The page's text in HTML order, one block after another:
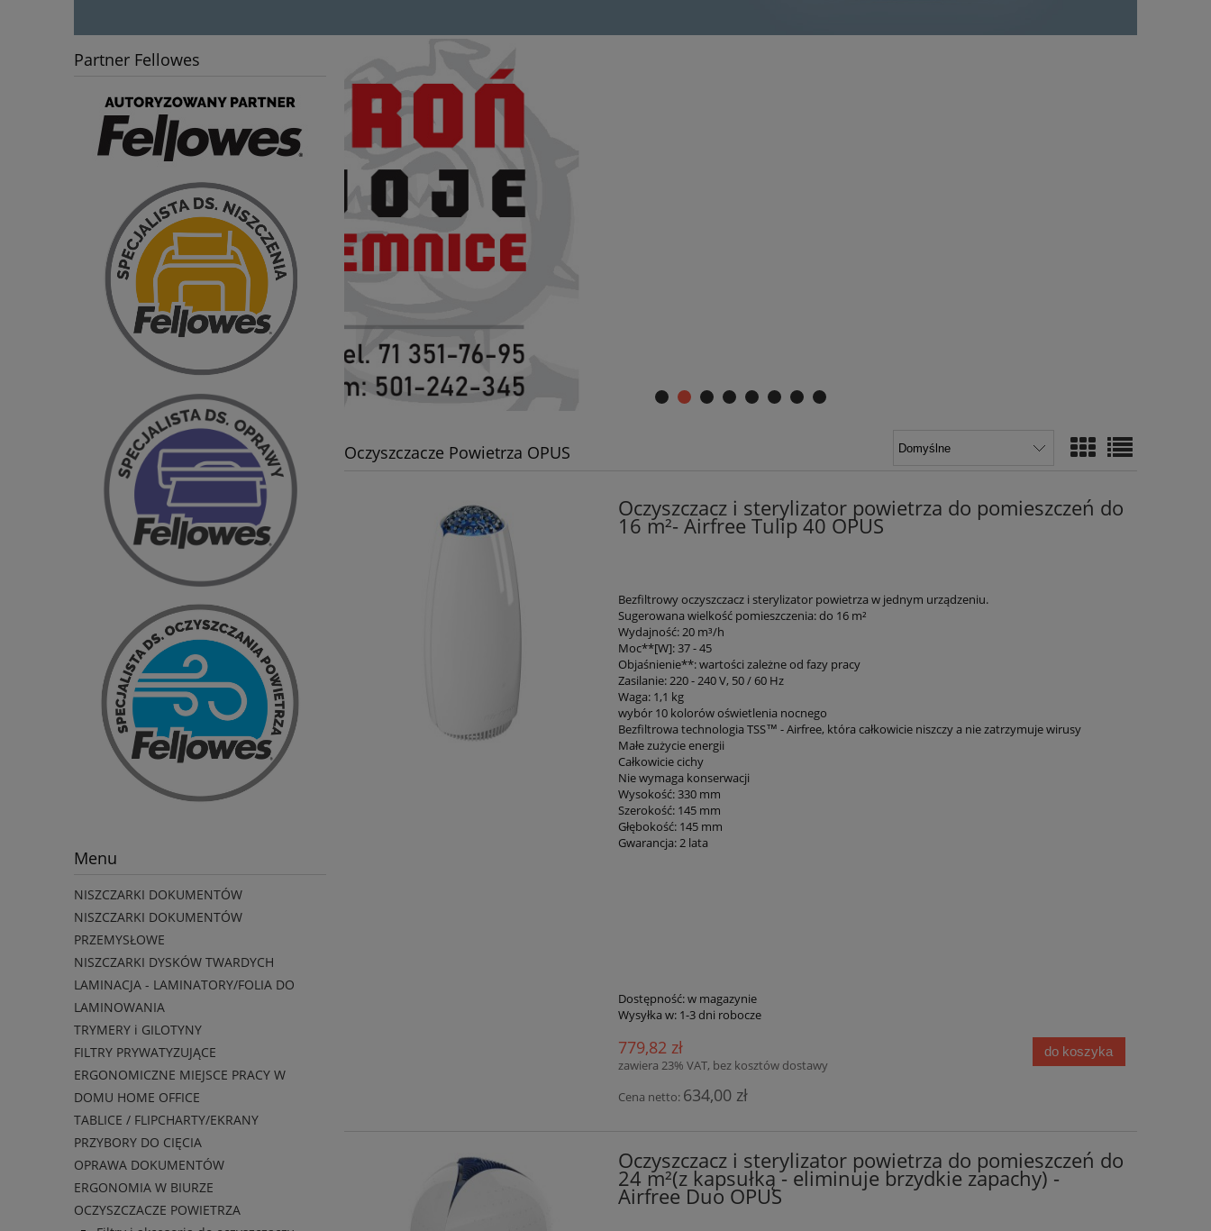
Partner Fellowes
Menu
NISZCZARKI DOKUMENTÓW
NISZCZARKI DOKUMENTÓW
PRZEMYSŁOWE
NISZCZARKI DYSKÓW TWARDYCH
LAMINACJA - LAMINATORY/FOLIA DO
LAMINOWANIA
TRYMERY i GILOTYNY
FILTRY PRYWATYZUJĄCE
ERGONOMICZNE MIEJSCE PRACY W
DOMU HOME OFFICE
TABLICE / FLIPCHARTY/EKRANY
PRZYBORY DO CIĘCIA
OPRAWA DOKUMENTÓW
ERGONOMIA W BIURZE
OCZYSZCZACZE POWIETRZA
Oczyszczacze Powietrza OPUS
Oczyszczacz i sterylizator powietrza do pomieszczeń do
16 m²- Airfree Tulip 40 OPUS
Bezfiltrowy oczyszczacz i sterylizator powietrza w jednym urządzeniu.
Sugerowana wielkość pomieszczenia: do 16 m²
Wydajność: 20 m³/h
Moc**[W]: 37 - 45
Objaśnienie**: wartości zależne od fazy pracy
Zasilanie: 220 - 240 V, 50 / 60 Hz
Waga: 1,1 kg
wybór 10 kolorów oświetlenia nocnego
Bezfiltrowa technologia TSS™ - Airfree, która całkowicie niszczy a nie zatrzymuje wirusy
Małe zużycie energii
Całkowicie cichy
Nie wymaga konserwacji
Wysokość: 330 mm
Szerokość: 145 mm
Głębokość: 145 mm
Gwarancja: 2 lata
Dostępność:w magazynie
Wysyłka w: 1-3 dni robocze
779,82 zł
zawiera 23% VAT, bez kosztów dostawy
Cena netto: 634,00 zł
do koszyka
Oczyszczacz i sterylizator powietrza do pomieszczeń do
24 m²(z kapsułką - eliminuje brzydkie zapachy) -
Airfree Duo OPUS